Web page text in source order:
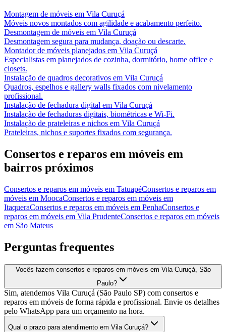
Montagem de móveis em Vila Curuçá
Móveis novos montados com agilidade e acabamento perfeito.
Desmontagem de móveis em Vila Curuçá
Desmontagem segura para mudança, doação ou descarte.
Montador de móveis planejados em Vila Curuçá
Especialistas em planejados de cozinha, dormitório, home office e
closets.
Instalação de quadros decorativos em Vila Curuçá
Quadros, espelhos e gallery walls fixados com nivelamento
profissional.
Instalação de fechadura digital em Vila Curuçá
Instalação de fechaduras digitais, biométricas e Wi-Fi.
Instalação de prateleiras e nichos em Vila Curuçá
Prateleiras, nichos e suportes fixados com segurança.
Consertos e reparos em móveis em
bairros próximos
Consertos e reparos em móveis em TatuapéConsertos e reparos em
móveis em MoocaConsertos e reparos em móveis em
ItaqueraConsertos e reparos em móveis em PenhaConsertos e
reparos em móveis em Vila PrudenteConsertos e reparos em móveis
em São Mateus
Perguntas frequentes
Vocês fazem consertos e reparos em móveis em Vila Curuçá, São
Paulo?
Sim, atendemos Vila Curuçá (São Paulo SP) com consertos e
reparos em móveis de forma rápida e profissional. Envie os detalhes
pelo WhatsApp para um orçamento na hora.
Qual o prazo para atendimento em Vila Curuçá?